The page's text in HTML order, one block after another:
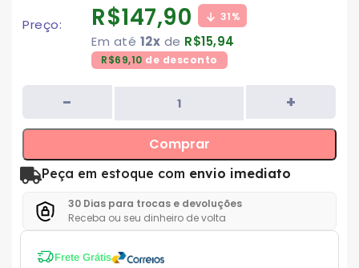
Preço: R$147,90 31%
Em até 12x de R$15,94
R$69,10 de desconto
Comprar
Peça em estoque com envio imediato
30 Dias para trocas e devoluções
Receba ou seu dinheiro de volta
Frete Grátis